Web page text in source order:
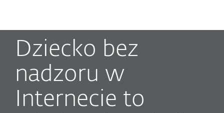
Dziecko bez
nadzoru w
Internecie to